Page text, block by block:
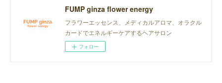
FUMP ginza flower energy
フラワーエッセンス、メディカルアロマ、オラクル
カードでエネルギーケアするヘアサロン
フォロー